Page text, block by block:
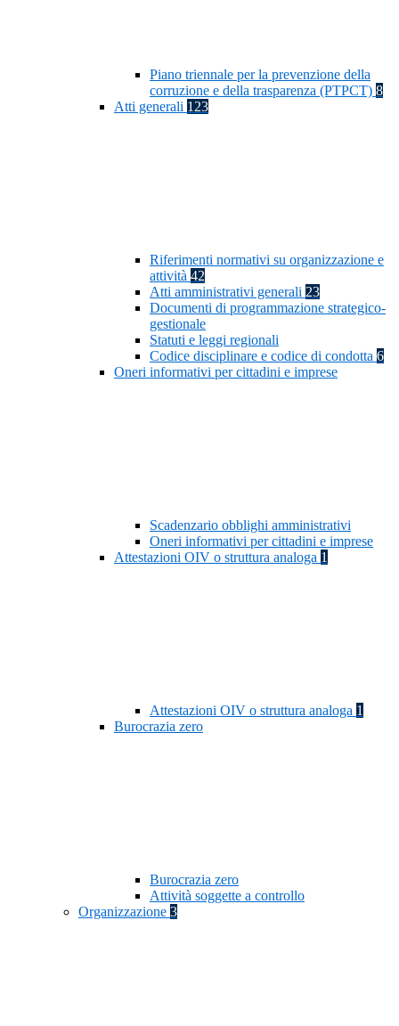
Piano triennale per la prevenzione della
corruzione e della trasparenza (PTPCT) 8
Atti generali 123
Riferimenti normativi su organizzazione e
attività 42
Atti amministrativi generali 23
Documenti di programmazione strategico-
gestionale
Statuti e leggi regionali
Codice disciplinare e codice di condotta 6
Oneri informativi per cittadini e imprese
Scadenzario obblighi amministrativi
Oneri informativi per cittadini e imprese
Attestazioni OIV o struttura analoga 1
Attestazioni OIV o struttura analoga 1
Burocrazia zero
Burocrazia zero
Attività soggette a controllo
Organizzazione 3